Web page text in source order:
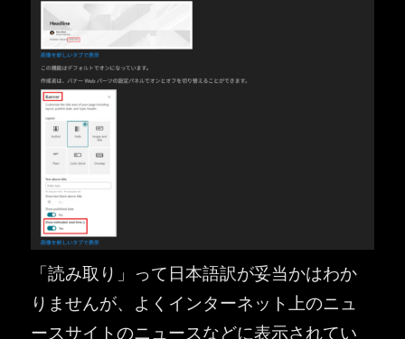
「読み取り」って日本語訳が妥当かはわか
りませんが、よくインターネット上のニュ
ースサイトのニュースなどに表示されてい